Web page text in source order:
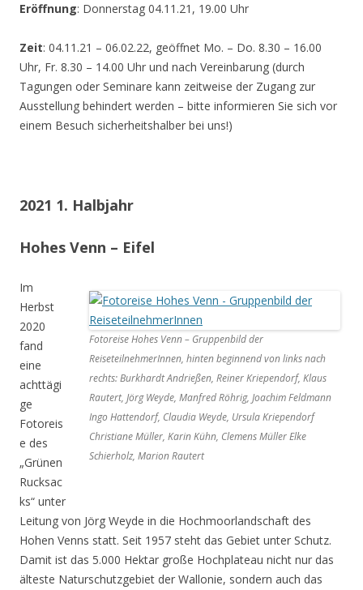
Eröffnung: Donnerstag 04.11.21, 19.00 Uhr
Zeit: 04.11.21 – 06.02.22, geöffnet Mo. – Do. 8.30 – 16.00
Uhr, Fr. 8.30 – 14.00 Uhr und nach Vereinbarung (durch
Tagungen oder Seminare kann zeitweise der Zugang zur
Ausstellung behindert werden – bitte informieren Sie sich vor
einem Besuch sicherheitshalber bei uns!)
2021 1. Halbjahr
Hohes Venn – Eifel
Fotoreise Hohes Venn – Gruppenbild der
ReiseteilnehmerInnen, hinten beginnend von links nach
rechts: Burkhardt Andrießen, Reiner Kriependorf, Klaus
Rautert, Jörg Weyde, Manfred Röhrig, Joachim Feldmann
Ingo Hattendorf, Claudia Weyde, Ursula Kriependorf
Christiane Müller, Karin Kühn, Clemens Müller Elke
Schierholz, Marion Rautert
Im
Herbst
2020
fand
eine
achttägi
ge
Fotoreis
e des
„Grünen
Rucksac
ks“ unter
Leitung von Jörg Weyde in die Hochmoorlandschaft des
Hohen Venns statt. Seit 1957 steht das Gebiet unter Schutz.
Damit ist das 5.000 Hektar große Hochplateau nicht nur das
älteste Naturschutzgebiet der Wallonie, sondern auch das